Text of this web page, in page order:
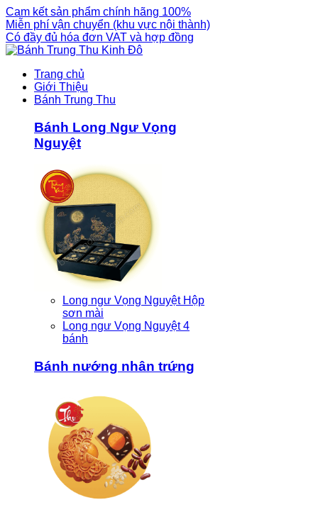
Cam kết sản phẩm chính hãng 100%
Miễn phí vận chuyển (khu vực nội thành)
Có đầy đủ hóa đơn VAT và hợp đồng
Trang chủ
Giới Thiệu
Bánh Trung Thu
Bánh Long Ngư Vọng
Nguyệt
Long ngư Vọng Nguyệt Hộp
sơn mài
Long ngư Vọng Nguyệt 4
bánh
Bánh nướng nhân trứng